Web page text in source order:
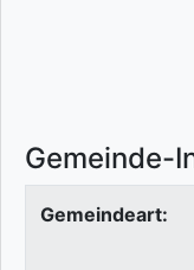
Gemeinde-
Gemeindeart: